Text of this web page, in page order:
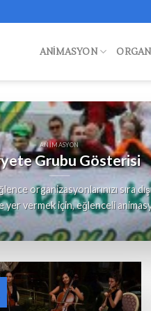
ANIMASYON
ANIMASYON
Grubu Gösterisi
organizasyonlarınızı sıra
yer vermek için, eğlenceli